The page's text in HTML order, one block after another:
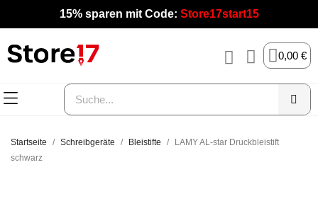
15% sparen mit Code: Store17start15
0,00 €
Startseite Schreibgeräte Bleistifte
LAMY AL-star Druckbleistift
schwarz